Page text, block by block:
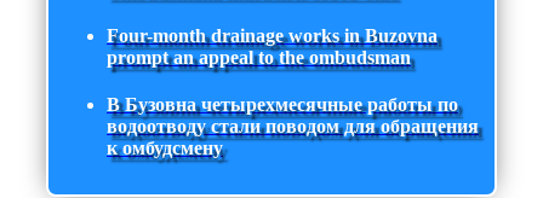
Four-month drainage works in Buzovna
prompt an appeal to the ombudsman
В Бузовна четырехмесячные работы по
водоотводу стали поводом для обращения
к омбудсмену